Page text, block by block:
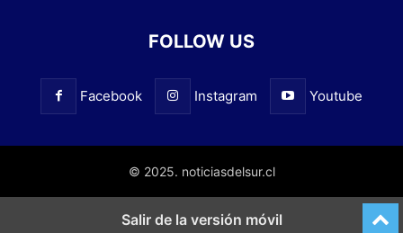
FOLLOW US
Facebook Instagram Youtube
© 2025. noticiasdelsur.cl
Salir de la versión móvil